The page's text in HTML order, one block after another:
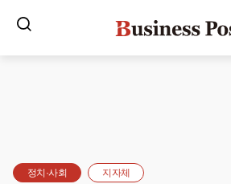
정치·사회 지자체